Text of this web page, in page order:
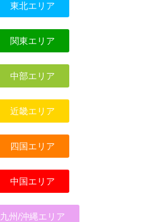
東北エリア
関東エリア
中部エリア
近畿エリア
四国エリア
中国エリア
九州/沖縄エリア